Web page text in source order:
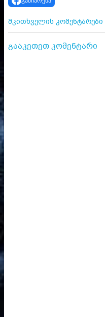
მკითხველის კომენტარები
გააკეთეთ კომენტარი